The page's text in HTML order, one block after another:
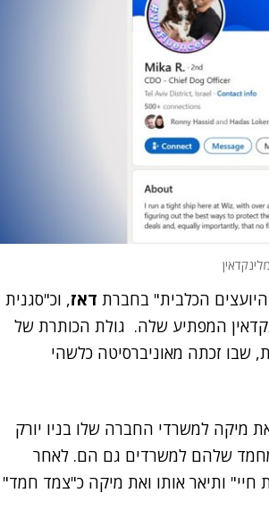
הכלבית" בחברת דאז, וכ"סגנית
המפתיע שלה. גולת הכותרת של
שבו זכתה מאוניברסיטה כלשהי
מיקה למשרדי החברה שלו בניו יורק
שלהם למשרדים גם הם. לאחר
ותיאר אותו ואת מיקה כ"צמד חמד"